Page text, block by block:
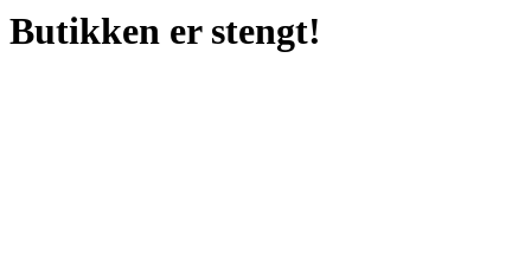
Butikken er stengt!